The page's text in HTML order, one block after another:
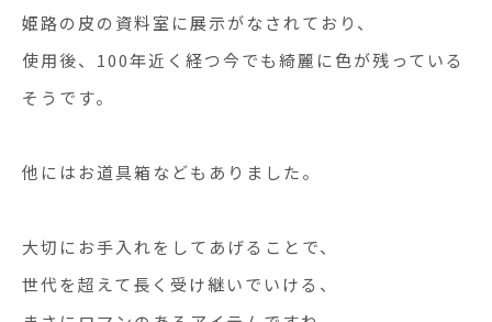
姫路の皮の資料室に展示がなされており、
使用後、100年近く経つ今でも綺麗に色が残っている
そうです。
他にはお道具箱などもありました。
大切にお手入れをしてあげることで、
世代を超えて長く受け継いでいける、